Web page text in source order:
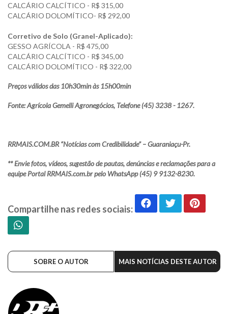
CALCÁRIO CALCÍTICO - R$ 315,00
CALCÁRIO DOLOMÍTICO- R$ 292,00
Corretivo de Solo (Granel-Aplicado):
GESSO AGRÍCOLA - R$ 475,00
CALCÁRIO CALCÍTICO - R$ 345,00
CALCÁRIO DOLOMÍTICO - R$ 322,00
Preços válidos das 10h30min às 15h00min
Fonte: Agrícola Gemelli Agronegócios, Telefone (45) 3238 - 1267.
RRMAIS.COM.BR “Notícias com Credibilidade” – Guaraniaçu-Pr.
** Envie fotos, vídeos, sugestão de pautas, denúncias e reclamações para a
equipe Portal RRMAIS.com.br pelo WhatsApp (45) 9 9132-8230.
Compartilhe nas redes sociais:
SOBRE O AUTOR MAIS NOTÍCIAS DESTE AUTOR